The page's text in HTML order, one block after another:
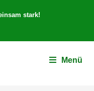
stark!
Menü